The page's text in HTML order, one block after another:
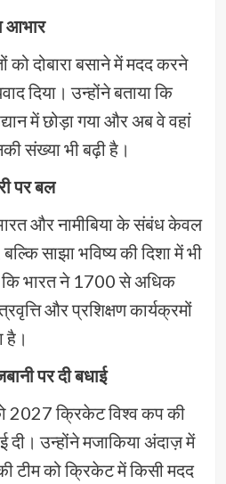
आभार
को दोबारा बसाने में मदद करने
दिया। उन्होंने बताया कि
में छोड़ा गया और अब वे वहां
संख्या भी बढ़ी है।
पर बल
और नामीबिया के संबंध केवल
साझा भविष्य की दिशा में भी
भारत ने 1700 से अधिक
और प्रशिक्षण कार्यक्रमों
है।
पर दी बधाई
को 2027 क्रिकेट विश्व कप की
दी। उन्होंने मजाकिया अंदाज़ में
टीम को क्रिकेट में किसी मदद